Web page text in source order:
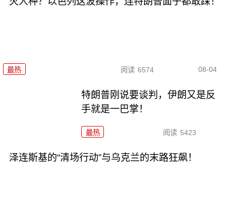
最热 阅读 6574 08-04
特朗普刚说要谈判，伊朗又是反
手就是一巴掌！
最热 阅读 5423
泽连斯基的“清场行动”与乌克兰的末路狂飙！